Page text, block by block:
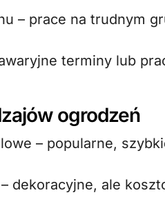
– prace na trudnym
terminy lub
ogrodzeń
– popularne,
dekoracyjne, ale